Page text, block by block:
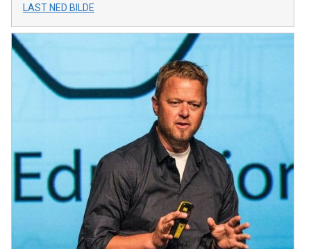
LAST NED BILDE